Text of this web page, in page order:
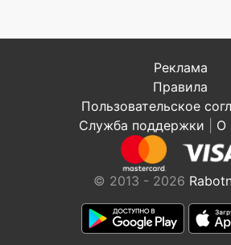
Реклама
Правила
Пользовательское
Служба поддержки
О
© 2013 - 2026